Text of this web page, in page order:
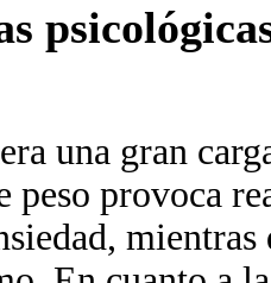
una gran
peso provoca